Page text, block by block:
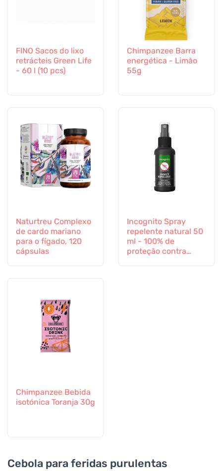
FINO Sacos do lixo
retrácteis Green Life
- 60 l (10 pcs)
Chimpanzee Barra
energética - Limão
55g
Naturtreu Complexo
de cardo mariano
para o fígado, 120
cápsulas
Incognito Spray
repelente natural 50
ml - 100% de
proteção contra
Chimpanzee Bebida
isotónica Toranja 30g
Cebola para feridas purulentas